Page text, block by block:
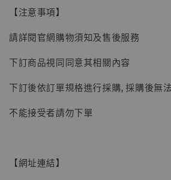
子彈飛 鵝城縣長 張麻子 [BK01]
NT$ 4,980
【注意事項】
請詳閱官網購物須知及售後服務
下訂商品視同同意其相關內容
下訂後依訂單規格進行採購, 採購後無
不能接受者請勿下單
【網址連結】